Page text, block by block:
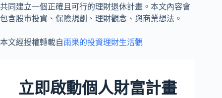
共同建立一個正確且可行的理財退休計畫。本文內容會
包含股市投資、保險規劃、理財觀念、與商業想法。
本文經授權轉載自雨果的投資理財生活觀
立即啟動個人財富計畫